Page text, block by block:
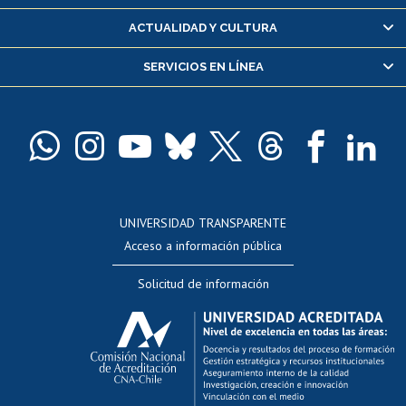
Servicio médico y dental
Pago de arancel y crédito alumnos
Docentes
Perfeccionamiento
Editar Portafolio Académico
Evaluación docente
Calificación académica
Postulación al AUCAI
Funcionarias/os
Cursos internos de capacitación
ACTUALIDAD Y CULTURA
SERVICIOS EN LÍNEA
UNIVERSIDAD TRANSPARENTE
Acceso a información pública
Solicitud de información